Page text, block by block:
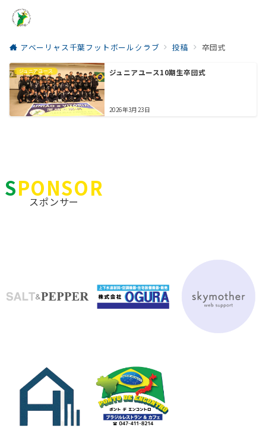
menu
アベーリャス千葉フットボールクラブ 投稿 卒団式
ジュニアユース ジュニアユース10期生卒団式
2026年3月23日
SPONSOR
スポンサー